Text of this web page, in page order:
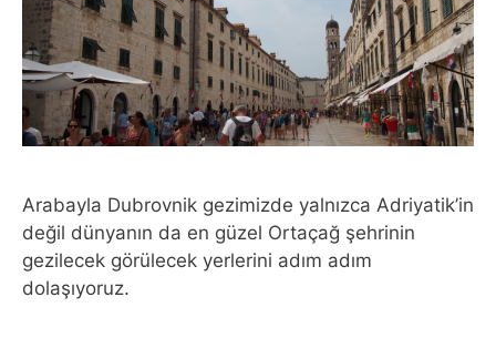
Arabayla Dubrovnik gezimizde yalnızca Adriyatik’in
değil dünyanın da en güzel Ortaçağ şehrinin
gezilecek görülecek yerlerini adım adım
dolaşıyoruz.